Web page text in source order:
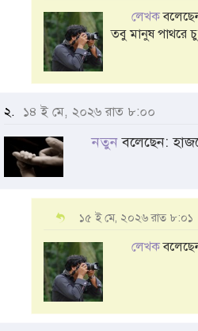
লেখক
তবু মানুষ পাথরে
২. ১৪ ই মে, ২০২৬ রাত ৮:০০
নতুনবলেছেন:
১৫ ই মে, ২০২৬ রাত ৮:০১
লেখক